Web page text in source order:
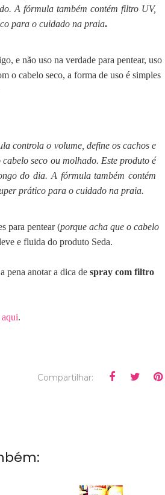
A fórmula também contém filtro UV,
para o cuidado na praia.
e não uso na verdade para pentear, uso
o cabelo seco, a forma de uso é simples
controla o volume, define os cachos e
seco ou molhado. Este produto é
do dia. A fórmula também contém
prático para o cuidado na praia.
para pentear (porque acha que o cabelo
e fluida do produto Seda.
pena anotar a dica de spray com filtro
.
Compartilhar: